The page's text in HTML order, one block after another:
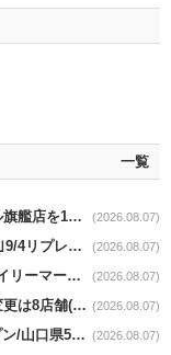
一覧
ユニクロnews｜京都･河原町通りにグローバル旗艦店を11/6開設 (2026.08.07)
ロフトnews｜新生｢モマ デザインストア 京都｣9/4リプレイスオープン (2026.08.07)
関西フードマーケットnews｜関西スーパーデイリーマート蒲生店8/7改装 (2026.08.07)
イオン九州news｜熊本地震による休業､時間変更は8店舗(8/7時点) (2026.08.07)
ハローズnews｜8/6｢ハローズ西岐波店｣オープン/山口県5店舗目 (2026.08.07)